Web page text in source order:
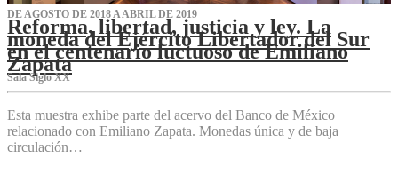
DE AGOSTO DE 2018 A ABRIL DE 2019
Reforma, libertad, justicia y ley. La
moneda del Ejército Libertador del Sur
en el centenario luctuoso de Emiliano
Zapata
Sala Siglo XX
Esta muestra exhibe parte del acervo del Banco de México
relacionado con Emiliano Zapata. Monedas única y de baja
circulación…